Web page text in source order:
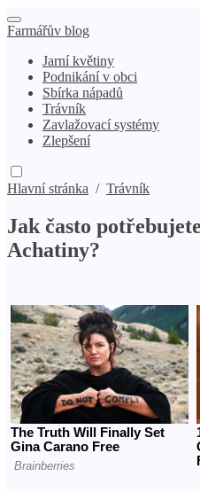
Farmářův blog
Jarní květiny
Podnikání v obci
Sbírka nápadů
Trávník
Zavlažovací systémy
Zlepšení
Hlavní stránka / Trávník
Jak často
Achatiny?